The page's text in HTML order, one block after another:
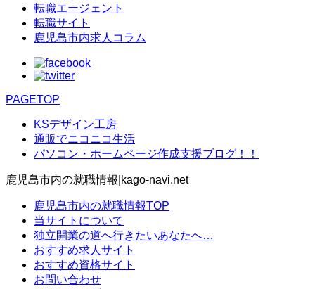
転職エージェント
転職サイト
鹿児島市内求人コラム
PAGETOP
KSデザイン工房
通販でニコニコ生活
パソコン・ホームページ作成支援ブログ！！
鹿児島市内の就職情報|kago-navi.net
鹿児島市内の就職情報TOP
当サイトについて
独立開業の道へ行きたいあなたへ…
おすすめ求人サイト
おすすめ資格サイト
お問い合わせ